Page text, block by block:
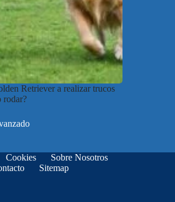
Retriever a realizar trucos
rodar?
Cookies
Sobre Nosotros
Sitemap